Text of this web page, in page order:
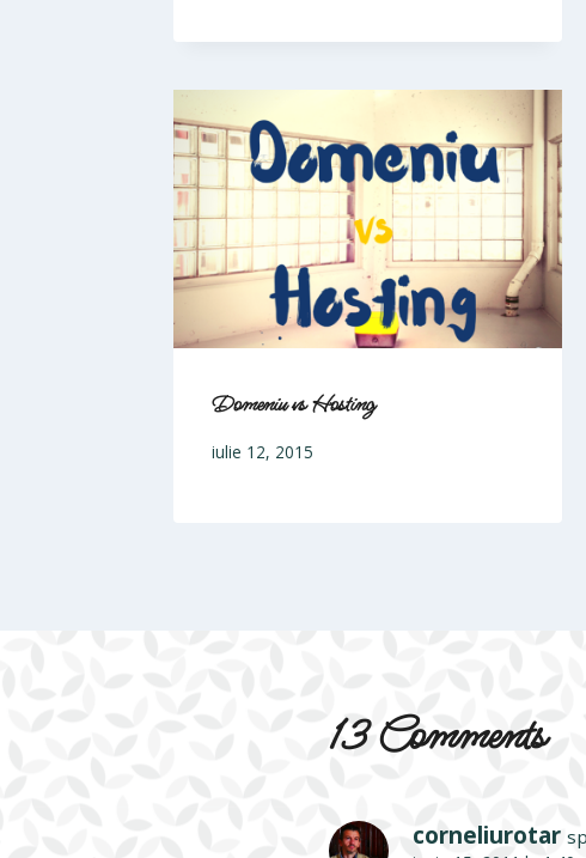
Domeniu vs Hosting
iulie 12, 2015
13 Comments
corneliurotar